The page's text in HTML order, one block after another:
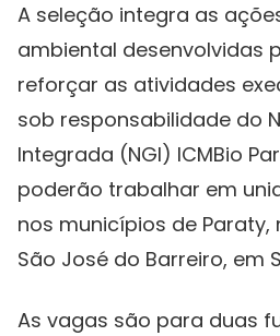
A seleção integra as
ambiental desenvolvidas
reforçar as atividades
sob responsabilidade do
Integrada (NGI) ICMBio
poderão trabalhar em
nos municípios de Paraty,
São José do Barreiro, em
As vagas são para duas